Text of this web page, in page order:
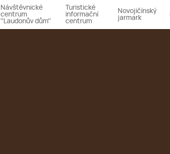
Návštěvnické
centrum
''Laudonův dům''
Turistické
informační
centrum
Novojičínský
jarmark